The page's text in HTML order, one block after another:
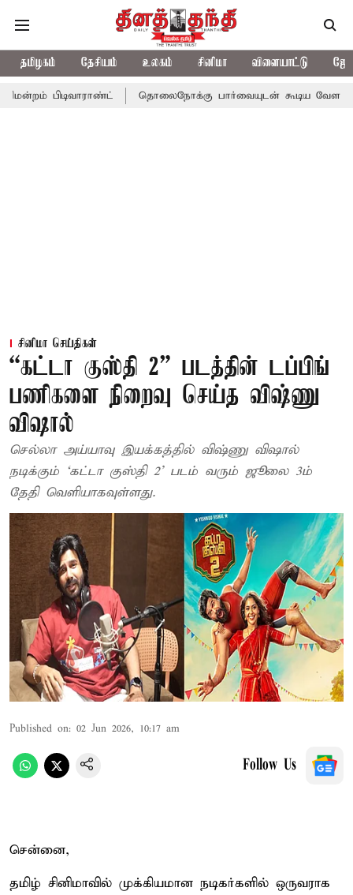
தமிழகம் தேசியம் உலகம் சினிமா விளையாட்டு
தொலைநோக்கு பார்வையுடன் கூடிய வேளாண் பட்ஜெட்:
சினிமா செய்திகள்
“கட்டா குஸ்தி 2” படத்தின் டப்பிங்
பணிகளை நிறைவு செய்த விஷ்ணு
விஷால்
செல்லா அய்யாவு இயக்கத்தில் விஷ்ணு விஷால்
நடிக்கும் ‘கட்டா குஸ்தி 2’ படம் வரும் ஜூலை 3ம்
தேதி வெளியாகவுள்ளது.
Published on: 02 Jun 2026, 10:17 am
Follow Us
சென்னை,
தமிழ் சினிமாவில் முக்கியமான நடிகர்களில் ஒருவராக